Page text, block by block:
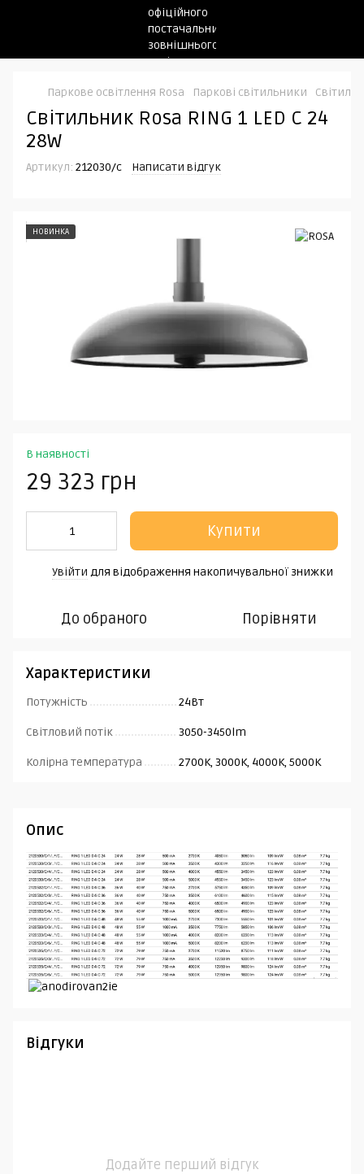
Паркове освітлення Rosa Паркові світильники
Світильник Rosa RING 1 LED C 24
28W
Артикул: 212030/c Написати відгук
НОВИНКА
В наявності
29 323 грн
Купити
Увійти для відображення накопичувальної знижки
До обраного Порівняти
Характеристики
Потужність 24Вт
Світловий потік 3050-3450lm
Колірна температура 2700K, 3000K, 4000K, 5000K
Опис
Відгуки
Додайте перший відгук